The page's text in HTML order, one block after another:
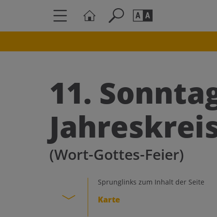
AA
11.
(Wort-Gottes-Feier)
Sprunglinks zum Inhalt der Seite
Karte